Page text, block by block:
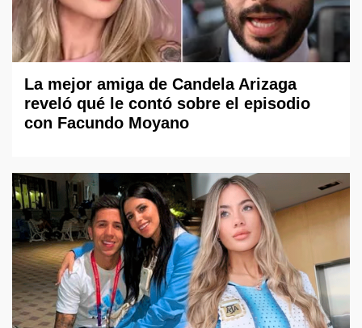
La mejor amiga de Candela Arizaga
reveló qué le contó sobre el episodio
con Facundo Moyano